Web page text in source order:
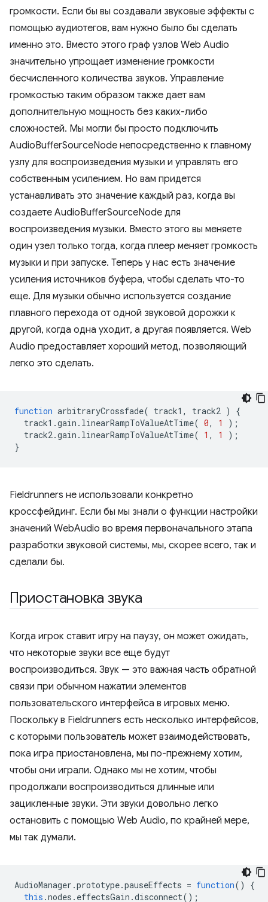
громкости. Если бы вы создавали звуковые эффекты с
помощью аудиотегов, вам нужно было бы сделать
именно это. Вместо этого граф узлов Web Audio
значительно упрощает изменение громкости
бесчисленного количества звуков. Управление
громкостью таким образом также дает вам
дополнительную мощность без каких-либо
сложностей. Мы могли бы просто подключить
AudioBufferSourceNode непосредственно к главному
узлу для воспроизведения музыки и управлять его
собственным усилением. Но вам придется
устанавливать это значение каждый раз, когда вы
создаете AudioBufferSourceNode для
воспроизведения музыки. Вместо этого вы меняете
один узел только тогда, когда плеер меняет громкость
музыки и при запуске. Теперь у нас есть значение
усиления источников буфера, чтобы сделать что-то
еще. Для музыки обычно используется создание
плавного перехода от одной звуковой дорожки к
другой, когда одна уходит, а другая появляется. Web
Audio предоставляет хороший метод, позволяющий
легко это сделать.
function arbitraryCrossfade( track1 , track2 )
{
track1 .gain . linearRampToValueAtTime( 0, 1
);
track2.gain . linearRampToValueAtTime( 1 , 1
);
}
Fieldrunners не использовали конкретно
кроссфейдинг. Если бы мы знали о функции настройки
значений WebAudio во время первоначального этапа
разработки звуковой системы, мы, скорее всего, так и
сделали бы.
Приостановка звука
Когда игрок ставит игру на паузу, он может ожидать,
что некоторые звуки все еще будут
воспроизводиться. Звук — это важная часть обратной
связи при обычном нажатии элементов
пользовательского интерфейса в игровых меню.
Поскольку в Fieldrunners есть несколько интерфейсов,
с которыми пользователь может взаимодействовать,
пока игра приостановлена, мы по-прежнему хотим,
чтобы они играли. Однако мы не хотим, чтобы
продолжали воспроизводиться длинные или
зацикленные звуки. Эти звуки довольно легко
остановить с помощью Web Audio, по крайней мере,
мы так думали.
AudioManager .prototype.pauseEffects = function()
{
this .nodes . effectsGain .disconnect();